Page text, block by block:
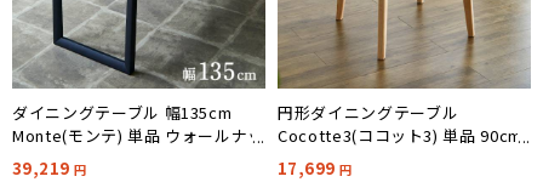
ダイニングテーブル 幅135cm
Monte(モンテ) 単品 ウォールナッ
ト
39,219 円
円形ダイニングテーブル
Cocotte3(ココット3) 単品 90cm
幅
17,699 円